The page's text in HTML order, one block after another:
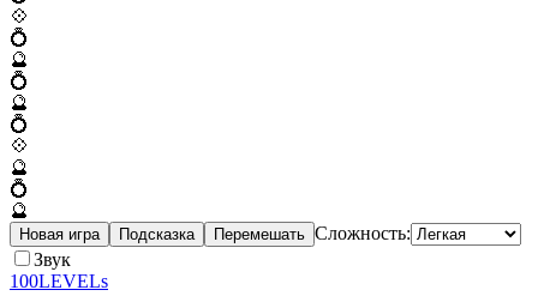
💠
💍
🔮
💍
🔮
💍
💠
🔮
💍
🔮
Новая игра Подсказка Перемешать Сложность:
Звук
100LEVELs